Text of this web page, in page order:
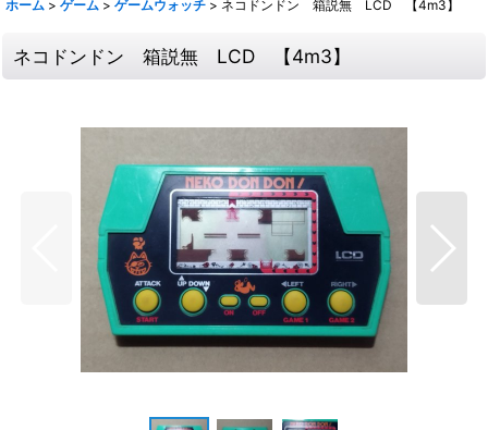
ホーム > ゲーム > ゲームウォッチ > ネコドンドン 箱説無 LCD 【4m3】
ネコドンドン 箱説無 LCD 【4m3】